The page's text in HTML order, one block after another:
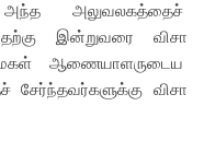
அந்த அலுவலகத்தைச்
இன்றுவரை விசா
ஆணையாளருடைய
விசா